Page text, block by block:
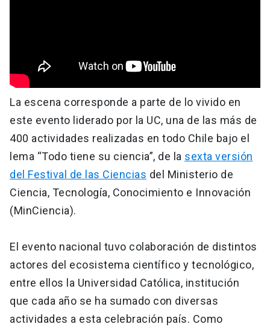
La escena corresponde a parte de lo vivido en
este evento liderado por la UC, una de las más de
400 actividades realizadas en todo Chile bajo el
lema “Todo tiene su ciencia”, de la sexta versión
del Festival de las Ciencias del Ministerio de
Ciencia, Tecnología, Conocimiento e Innovación
(MinCiencia).
El evento nacional tuvo colaboración de distintos
actores del ecosistema científico y tecnológico,
entre ellos la Universidad Católica, institución
que cada año se ha sumado con diversas
actividades a esta celebración país. Como